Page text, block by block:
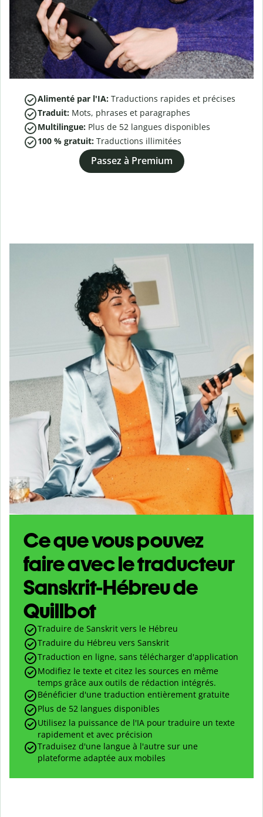
Alimenté par l'IA: Traductions rapides et précises
Traduit: Mots, phrases et paragraphes
Multilingue: Plus de 52 langues disponibles
100 % gratuit: Traductions illimitées
Passez à Premium
Ce que vous pouvez
faire avec le traducteur
Sanskrit-Hébreu de
Quillbot
Traduire de Sanskrit vers le Hébreu
Traduire du Hébreu vers Sanskrit
Traduction en ligne, sans télécharger d'application
Modifiez le texte et citez les sources en même
temps grâce aux outils de rédaction intégrés.
Bénéficier d'une traduction entièrement gratuite
Plus de 52 langues disponibles
Utilisez la puissance de l'IA pour traduire un texte
rapidement et avec précision
Traduisez d'une langue à l'autre sur une
plateforme adaptée aux mobiles